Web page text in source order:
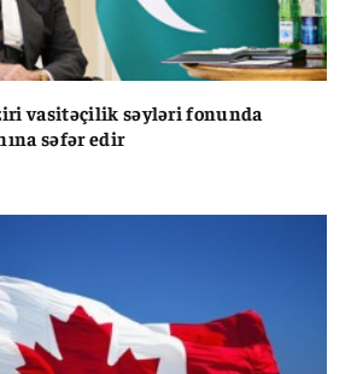
vasitəçilik səyləri fonunda
səfər edir